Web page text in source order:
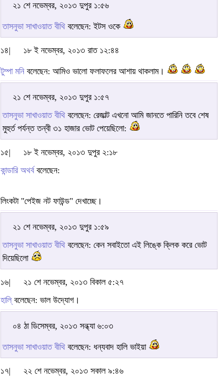
২১ শে নভেম্বর, ২০১৩ দুপুর ১:৫৬
তাসনুভা সাখাওয়াত বীথি বলেছেন: ইটস ওকে
১৪| ১৮ ই নভেম্বর, ২০১৩ রাত ১২:৪৪
টুম্পা মনি বলেছেন: আমিও ভালো ফলাফলের আশায় থাকলাম।
২১ শে নভেম্বর, ২০১৩ দুপুর ১:৫৭
তাসনুভা সাখাওয়াত বীথি বলেছেন: রেজাল্ট এখনো আমি জানতে পারিনি তবে শেষ
মুহুর্ত পর্যন্ত তন্বী ৩১ হাজার ভোট পেয়েছিলো:
১৫|
১৮ ই নভেম্বর, ২০১৩ দুপুর ২:১৮
কান্ডারি অথর্ব বলেছেন:
লিংকটা "পেইজ নট ফাউন্ড" দেখাচ্ছে।
২১ শে নভেম্বর, ২০১৩ দুপুর ১:৫৯
তাসনুভা সাখাওয়াত বীথি বলেছেন: কেন সবাইতো এই লিঙ্কে ক্লিক করে ভোট
দিয়েছিলো
১৬|
২১ শে নভেম্বর, ২০১৩ বিকাল ৫:২৭
হালি্বলেছেন: ভাল উদ্যোগ।
০৪ ঠা ডিসেম্বর, ২০১৩ সন্ধ্যা ৬:০৩
তাসনুভা সাখাওয়াত বীথি বলেছেন: ধন্যবাদ হালি ভাইয়া
১৭|
২২ শে নভেম্বর, ২০১৩ সকাল ৯:৪৬